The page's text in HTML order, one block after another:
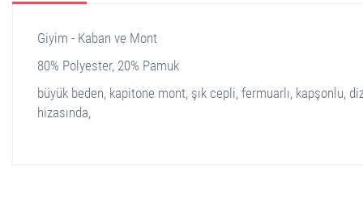
Giyim - Kaban ve Mont
80% Polyester, 20% Pamuk
büyük beden, kapitone mont, şık cepli, fermuarlı, kapşonlu,
hizasında,